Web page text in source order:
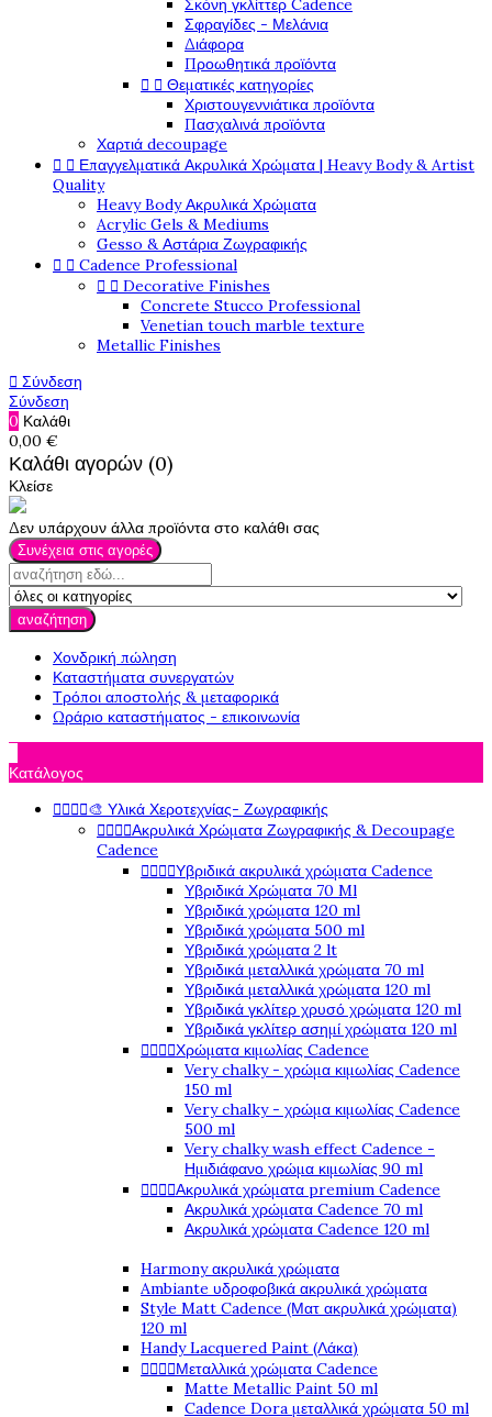
Σκόνη γκλίττερ Cadence
Σφραγίδες - Μελάνια
Διάφορα
Προωθητικά προϊόντα
  Θεματικές κατηγορίες
Χριστουγεννιάτικα προϊόντα
Πασχαλινά προϊόντα
Χαρτιά decoupage
  Επαγγελματικά Ακρυλικά Χρώματα | Heavy Body & Artist
Quality
Heavy Body Ακρυλικά Χρώματα
Acrylic Gels & Mediums
Gesso & Αστάρια Ζωγραφικής
  Cadence Professional
  Decorative Finishes
Concrete Stucco Professional
Venetian touch marble texture
Metallic Finishes
 Σύνδεση
Σύνδεση
0 Καλάθι
0,00 €
Καλάθι αγορών (0)
Κλείσε
Δεν υπάρχουν άλλα προϊόντα στο καλάθι σας
Συνέχεια στις αγορές
αναζήτηση
Χονδρική πώληση
Καταστήματα συνεργατών
Τρόποι αποστολής & μεταφορικά
Ωράριο καταστήματος - επικοινωνία
Κατάλογος
🎨 Υλικά Χεροτεχνίας- Ζωγραφικής
Ακρυλικά Χρώματα Ζωγραφικής & Decoupage
Cadence
Υβριδικά ακρυλικά χρώματα Cadence
Υβριδικά Χρώματα 70 Ml
Υβριδικά χρώματα 120 ml
Υβριδικά χρώματα 500 ml
Υβριδικά χρώματα 2 lt
Υβριδικά μεταλλικά χρώματα 70 ml
Υβριδικά μεταλλικά χρώματα 120 ml
Υβριδικά γκλίτερ χρυσό χρώματα 120 ml
Υβριδικά γκλίτερ ασημί χρώματα 120 ml
Χρώματα κιμωλίας Cadence
Very chalky - χρώμα κιμωλίας Cadence
150 ml
Very chalky - χρώμα κιμωλίας Cadence
500 ml
Very chalky wash effect Cadence -
Ημιδιάφανο χρώμα κιμωλίας 90 ml
Ακρυλικά χρώματα premium Cadence
Ακρυλικά χρώματα Cadence 70 ml
Ακρυλικά χρώματα Cadence 120 ml
Harmony ακρυλικά χρώματα
Ambiante υδροφοβικά ακρυλικά χρώματα
Style Matt Cadence (Ματ ακρυλικά χρώματα)
120 ml
Handy Lacquered Paint (Λάκα)
Μεταλλικά χρώματα Cadence
Matte Metallic Paint 50 ml
Cadence Dora μεταλλικά χρώματα 50 ml